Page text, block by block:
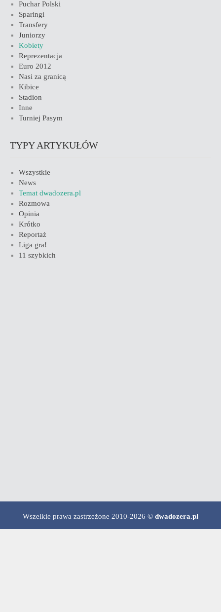
Puchar Polski
Sparingi
Transfery
Juniorzy
Kobiety
Reprezentacja
Euro 2012
Nasi za granicą
Kibice
Stadion
Inne
Turniej Pasym
TYPY ARTYKUŁÓW
Wszystkie
News
Temat dwadozera.pl
Rozmowa
Opinia
Krótko
Reportaż
Liga gra!
11 szybkich
Wszelkie prawa zastrzeżone 2010-2026 © dwadozera.pl